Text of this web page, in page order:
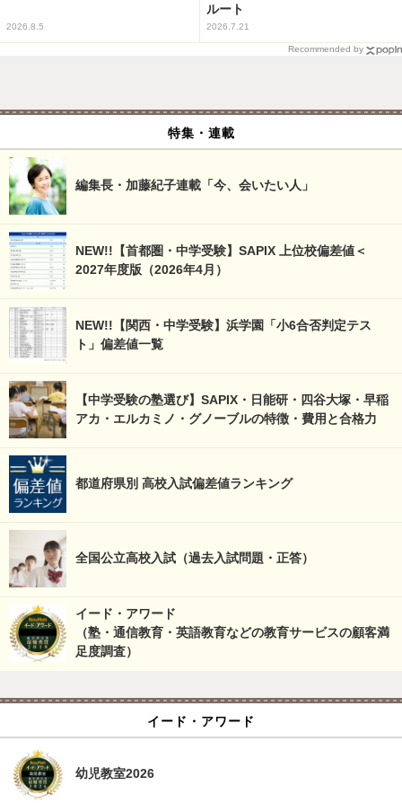
2026.8.5
ルート
2026.7.21
Recommended by
特集・連載
編集長・加藤紀子連載「今、会いたい人」
NEW!!【首都圏・中学受験】SAPIX 上位校偏差値＜
2027年度版（2026年4月）
NEW!!【関西・中学受験】浜学園「小6合否判定テス
ト」偏差値一覧
【中学受験の塾選び】SAPIX・日能研・四谷大塚・早稲
アカ・エルカミノ・グノーブルの特徴・費用と合格力
都道府県別 高校入試偏差値ランキング
全国公立高校入試（過去入試問題・正答）
イード・アワード
（塾・通信教育・英語教育などの教育サービスの顧客満
足度調査）
イード・アワード
幼児教室2026